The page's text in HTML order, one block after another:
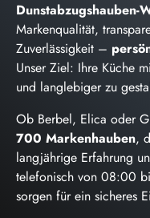
Dunstabzugshauben-
Markenqualität,
Zuverlässigkeit –
Unser Ziel: Ihre Küche
und langlebiger zu
Ob Berbel, Elica oder
700 Markenhauben,
langjährige Erfahrung
telefonisch von 08:00
sorgen für ein sicheres